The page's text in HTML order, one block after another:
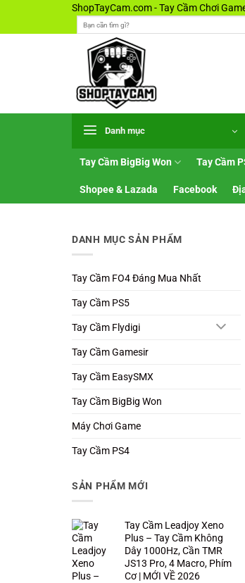
ShopTayCam.com - Tay Cầm Chơi
kiếm:
Danh mục
Tay Cầm BigBig Won Tay Cầm
Shopee & Lazada Facebook
DANH MỤC SẢN PHẨM
Tay Cầm FO4 Đáng Mua Nhất
Tay Cầm PS5
Tay Cầm Flydigi
Tay Cầm Gamesir
Tay Cầm EasySMX
Tay Cầm BigBig Won
Máy Chơi Game
Tay Cầm PS4
SẢN PHẨM MỚI
Tay Cầm Leadjoy Xeno
Plus – Tay Cầm Không
Dây 1000Hz, Cần TMR
JS13 Pro, 4 Macro, Phím
Cơ | MỚI VỀ 2026